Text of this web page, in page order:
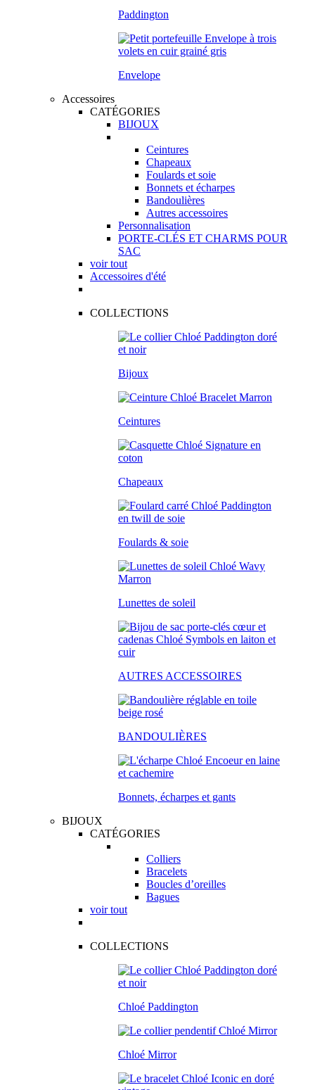
Paddington
Envelope
Accessoires
CATÉGORIES
BIJOUX
Ceintures
Chapeaux
Foulards et soie
Bonnets et écharpes
Bandoulières
Autres accessoires
Personnalisation
PORTE-CLÉS ET CHARMS POUR
SAC
voir tout
Accessoires d'été
COLLECTIONS
Bijoux
Ceintures
Chapeaux
Foulards & soie
Lunettes de soleil
AUTRES ACCESSOIRES
BANDOULIÈRES
Bonnets, écharpes et gants
BIJOUX
CATÉGORIES
Colliers
Bracelets
Boucles d’oreilles
Bagues
voir tout
COLLECTIONS
Chloé Paddington
Chloé Mirror